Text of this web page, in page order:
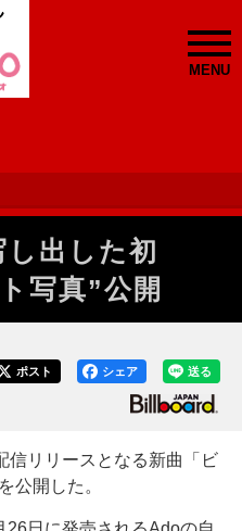
MENU
出した初
写真”公開
送る
シェア
ポスト
リリースとなる新曲「ビ
公開した。